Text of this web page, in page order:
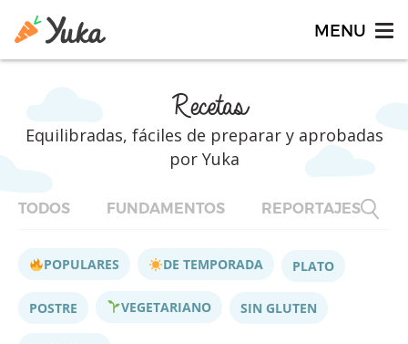
Recetas
Equilibradas, fáciles de preparar y aprobadas
por Yuka
TODOS FUNDAMENTOS REPORTAJES
POPULARES DE TEMPORADA PLATO
POSTRE VEGETARIANO SIN GLUTEN